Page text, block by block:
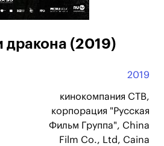
дракона (2019)
2019
кинокомпания СТВ,
корпорация "Русская
Фильм Группа", China
Film Co., Ltd, Caina